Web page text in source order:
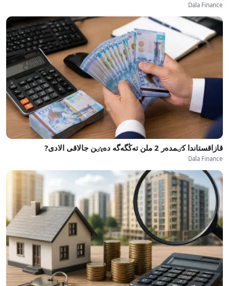
Dala Finance
قازاقستاندا كٸمدەر 2 ملن تەڭگەگە دەيٸن جالاقى الادى?
Dala Finance